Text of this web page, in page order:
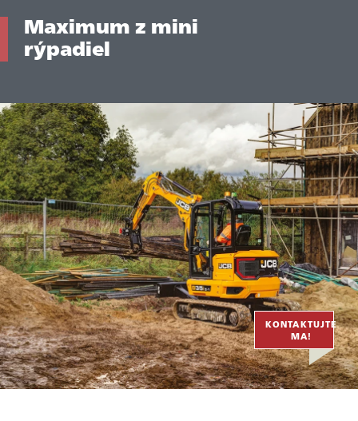
Maximum z mini
rýpadiel
KONTAKTUJTE
MA!